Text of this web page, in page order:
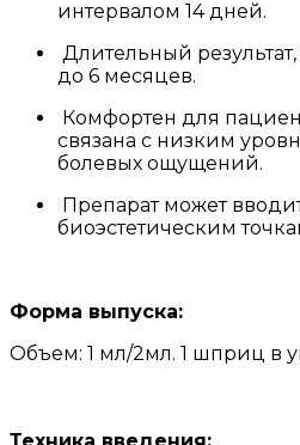
интервалом 14 дней.
Длительный
до 6 месяцев.
Комфортен для
связана с низким
болевых ощущений.
Препарат может
биоэстетическим
Форма выпуска:
Объем: 1 мл/2мл. 1 шприц в